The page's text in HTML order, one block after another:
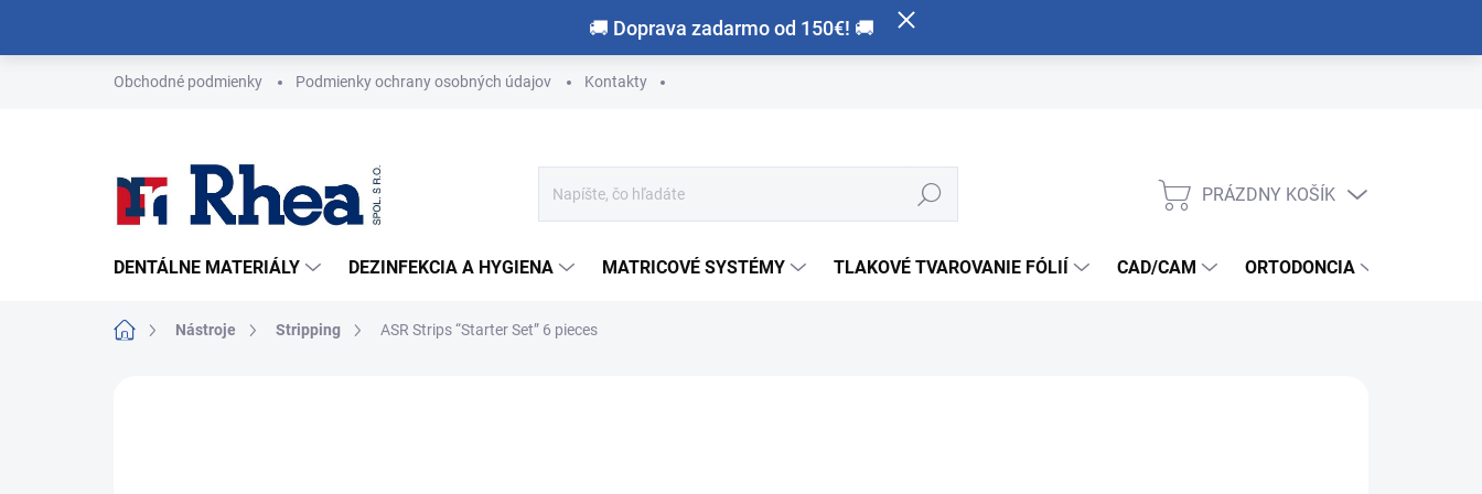
🚚 Doprava zadarmo od 150€! 🚚
Obchodné podmienky Podmienky ochrany osobných údajov Kontakty
Hľadať
NÁKUPNÝ
PRÁZDNY KOŠÍK
DENTÁLNE MATERIÁLY DEZINFEKCIA A HYGIENA MATRICOVÉ SYSTÉMY TLAKOVÉ TVAROVANIE FÓLIÍ CAD/CAM ORTODONCIA
DomovNástroje Stripping ASR Strips “Starter Set” 6 pieces